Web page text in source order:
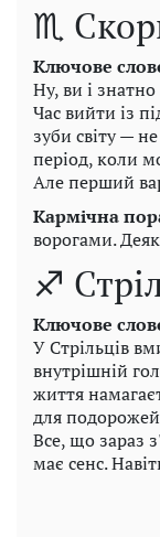
♏
Ключове
Ну, ви і
Час вийти із
зуби світу —
період, коли
Але перший
Кармічна
ворогами.
♐
Ключове
У Стрільців
внутрішній
життя
для
Все, що зараз
має сенс.